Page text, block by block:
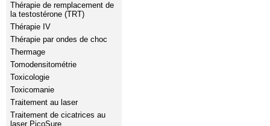
Thérapie de remplacement de
la testostérone (TRT)
Thérapie IV
Thérapie par ondes de choc
Thermage
Tomodensitométrie
Toxicologie
Toxicomanie
Traitement au laser
Traitement de cicatrices au
laser PicoSure